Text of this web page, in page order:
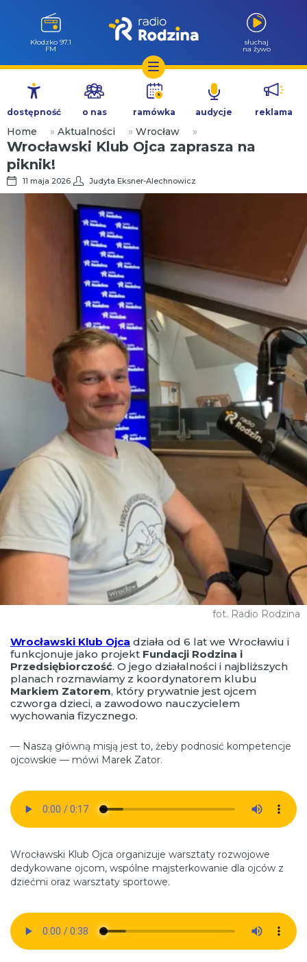
Przejdź
treści
Kłodzko 97.1
FM
słuchaj
na żywo
dostępność o nas ramówka audycje reklama
Home » Aktualności » Wrocław »
Wrocławski Klub Ojca zaprasza na
piknik!
11 maja 2026 Judyta Eksner-Alechnowicz
fot. Radio Rodzina
Wrocławski Klub Ojca działa od 6 lat we Wrocławiu i
funkcjonuje jako projekt Fundacji Rodzina i
Przedsiębiorczość. O jego działalności i najbliższych
planach rozmawiamy z koordynatorem klubu
Markiem Zatorem, który prywatnie jest ojcem
czworga dzieci, a zawodowo nauczycielem
wychowania fizycznego.
— Naszą główną misją jest to, żeby podnosić kompetencje
ojcowskie — mówi Marek Zator.
Wrocławski Klub Ojca organizuje warsztaty rozwojowe
dedykowane ojcom, wspólne majsterkowanie dla ojców z
dziećmi oraz warsztaty sportowe.